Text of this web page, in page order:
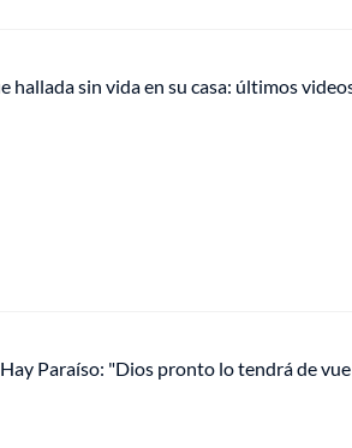
hallada sin vida en su casa: últimos
Paraíso: "Dios pronto lo tendrá de